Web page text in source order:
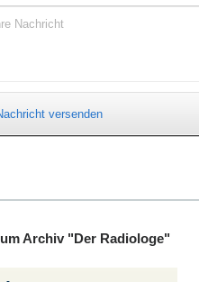
Nachricht
versenden
Archiv "Der Radiologe"